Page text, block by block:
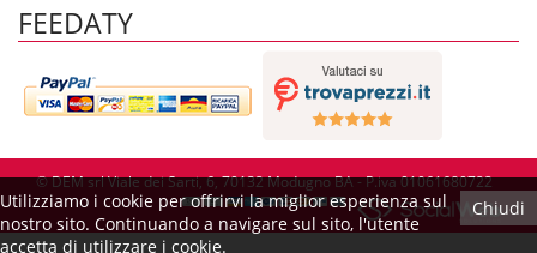
FEEDATY
© DEM srl Viale dei Sarti, 6, 70132 Modugno BA - P.iva 01061680722
Chiudi
Utilizziamo i cookie per offrirvi la miglior esperienza sul
nostro sito. Continuando a navigare sul sito, l'utente
accetta di utilizzare i cookie.